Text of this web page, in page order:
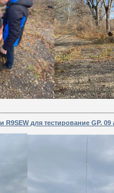
для тестирование GP. 09